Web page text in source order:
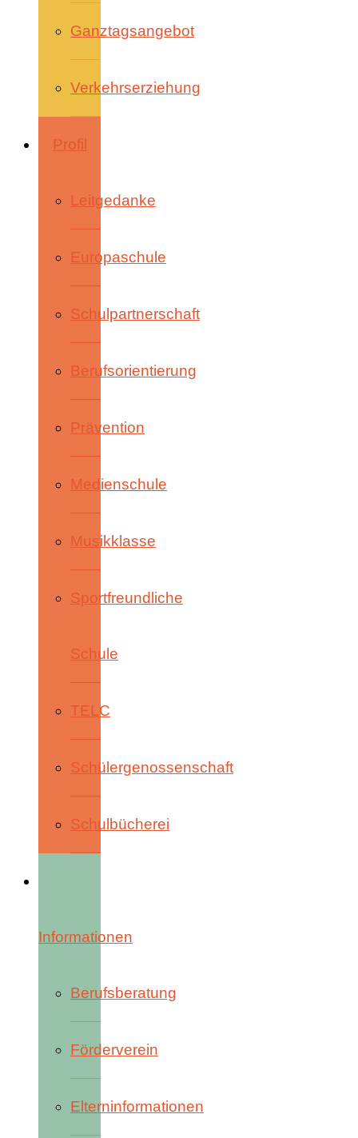
Ganztagsangebot
Verkehrserziehung
Profil
Leitgedanke
Europaschule
Schulpartnerschaft
Berufsorientierung
Prävention
Medienschule
Musikklasse
Sportfreundliche
Schule
TELC
Schülergenossenschaft
Schulbücherei
Informationen
Berufsberatung
Förderverein
Elterninformationen